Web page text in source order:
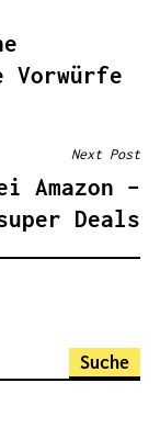
Vorwürfe
Next Post
Amazon –
Deals